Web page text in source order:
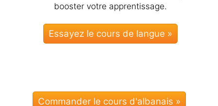
booster votre apprentissage.
Commander le cours d'albanais »